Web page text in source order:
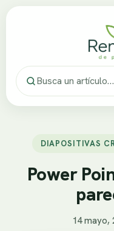
DIAPOSITIVAS
Power
14 mayo,